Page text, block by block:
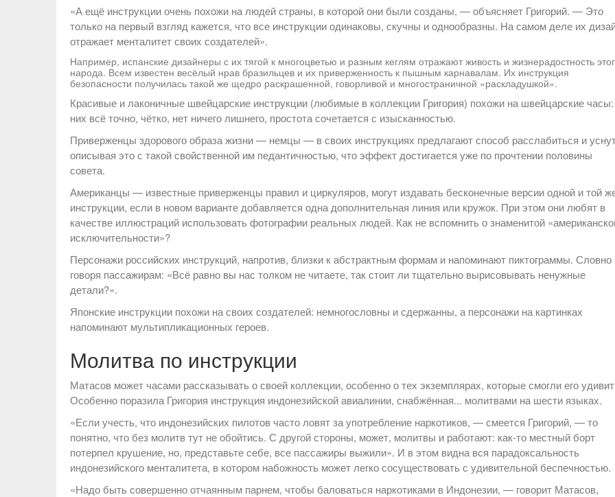
«А ещё инструкции очень похожи на людей страны, в которой они были созданы, — объясняет Григорий. — Это
только на первый взгляд кажется, что все инструкции одинаковы, скучны и однообразны. На самом деле их
отражает менталитет своих создателей».
Например, испанские дизайнеры с их тягой к многоцветью и разным кеглям отражают живость и жизнерадостность
народа. Всем известен весёлый нрав бразильцев и их приверженность к пышным карнавалам. Их инструкция
безопасности получилась такой же щедро раскрашенной, говорливой и многостраничной «раскладушкой».
Красивые и лаконичные швейцарские инструкции (любимые в коллекции Григория) похожи на швейцарские
них всё точно, чётко, нет ничего лишнего, простота сочетается с изысканностью.
Приверженцы здорового образа жизни — немцы — в своих инструкциях предлагают способ расслабиться и
описывая это с такой свойственной им педантичностью, что эффект достигается уже по прочтении половины
совета.
Американцы — известные приверженцы правил и циркуляров, могут издавать бесконечные версии одной и той
инструкции, если в новом варианте добавляется одна дополнительная линия или кружок. При этом они любят в
качестве иллюстраций использовать фотографии реальных людей. Как не вспомнить о знаменитой
исключительности»?
Персонажи российских инструкций, напротив, близки к абстрактным формам и напоминают пиктограммы. Словно
говоря пассажирам: «Всё равно вы нас толком не читаете, так стоит ли тщательно вырисовывать ненужные
детали?».
Японские инструкции похожи на своих создателей: немногословны и сдержанны, а персонажи на картинках
напоминают мультипликационных героев.
Молитва по инструкции
Матасов может часами рассказывать о своей коллекции, особенно о тех экземплярах, которые смогли его
Особенно поразила Григория инструкция индонезийской авиалинии, снабжённая... молитвами на шести языках.
«Если учесть, что индонезийских пилотов часто ловят за употребление наркотиков, — смеется Григорий, — то
понятно, что без молитв тут не обойтись. С другой стороны, может, молитвы и работают: как-то местный борт
потерпел крушение, но, представьте себе, все пассажиры выжили». И в этом видна вся парадоксальность
индонезийского менталитета, в котором набожность может легко сосуществовать с удивительной беспечностью.
«Надо быть совершенно отчаянным парнем, чтобы баловаться наркотиками в Индонезии, — говорит Матасов,